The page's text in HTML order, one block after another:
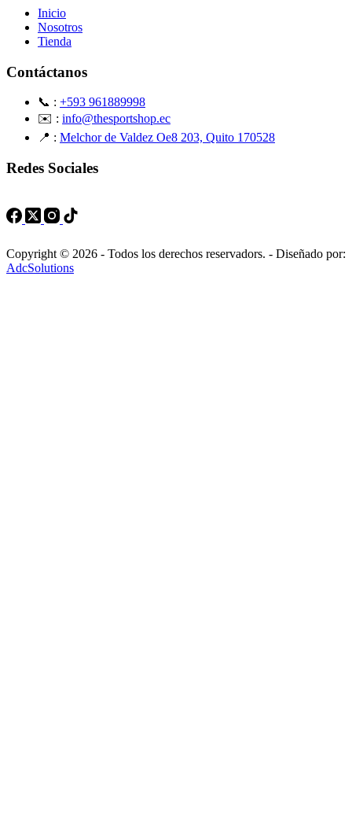
Inicio
Nosotros
Tienda
Contáctanos
📞 : +593 961889998
✉️ : info@thesportshop.ec
📍 : Melchor de Valdez Oe8 203, Quito 170528
Redes Sociales
Copyright © 2026 - Todos los derechos reservadors. - Diseñado por:
AdcSolutions